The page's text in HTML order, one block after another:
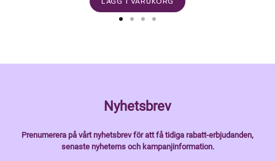
Nyhetsbrev
Prenumerera på vårt nyhetsbrev för att få tidiga rabatt-erbjudanden,
senaste nyheterns och kampanjinformation.